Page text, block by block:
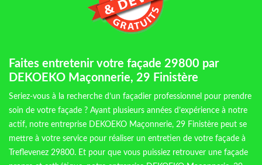
Faites entretenir votre façade 29800 par
DEKOEKO Maçonnerie, 29 Finistère
Seriez-vous à la recherche d’un façadier professionnel pour prendre
soin de votre façade ? Ayant plusieurs années d’expérience à notre
actif, notre entreprise DEKOEKO Maçonnerie, 29 Finistère peut se
mettre à votre service pour réaliser un entretien de votre façade à
Treflevenez 29800. Et pour que vous puissiez retrouver une façade